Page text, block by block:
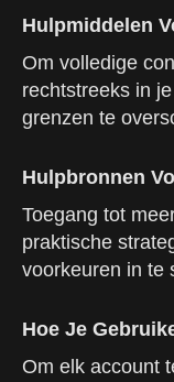
Hulpmiddelen
Om volledige
rechtstreeks in
grenzen te
Hulpbronnen
Toegang tot
praktische
voorkeuren in te
Hoe Je
Om elk account